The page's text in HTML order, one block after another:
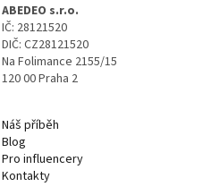
ABEDEO s.r.o.
IČ: 28121520
DIČ: CZ28121520
Na Folimance 2155/15
120 00 Praha 2
Náš příběh
Blog
Pro influencery
Kontakty